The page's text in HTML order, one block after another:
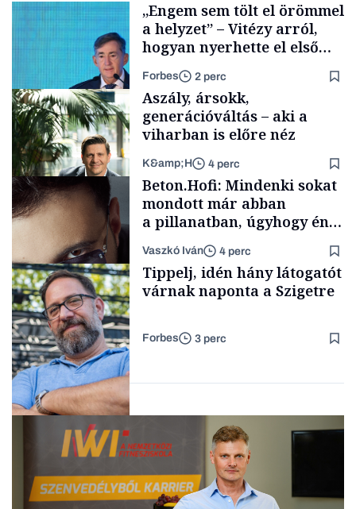
Elszámoltatás
„Engem sem tölt el örömmel
a helyzet” – Vitézy arról,
hogyan nyerhette el első
tenderét Mészárosék cége a
Tisza-kormány alatt
Forbes 2 perc
TÁMOGATÓI
TARTALOM
Aszály, ársokk,
generációváltás – aki a
viharban is előre néz
K&amp;H 4 perc
Forbes-sztori
Beton.Hofi: Mindenki sokat
mondott már abban
a pillanatban, úgyhogy én
a legsarkosabb
gondolataimat akartam
kimondani
Vaszkó Iván 4 perc
Tippelj, idén hány látogatót
várnak naponta a Szigetre
Forbes 3 perc